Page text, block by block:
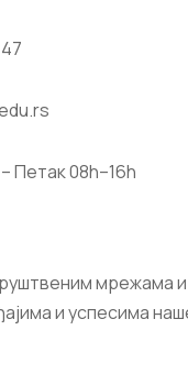
Петак 08h–16h
мрежама и
и успесима